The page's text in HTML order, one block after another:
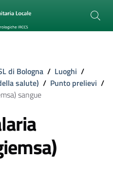
di Bologna / Luoghi /
salute) / Punto prelievi /
sangue